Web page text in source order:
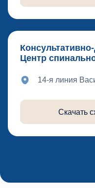
Центр
14-я линия
Скачать